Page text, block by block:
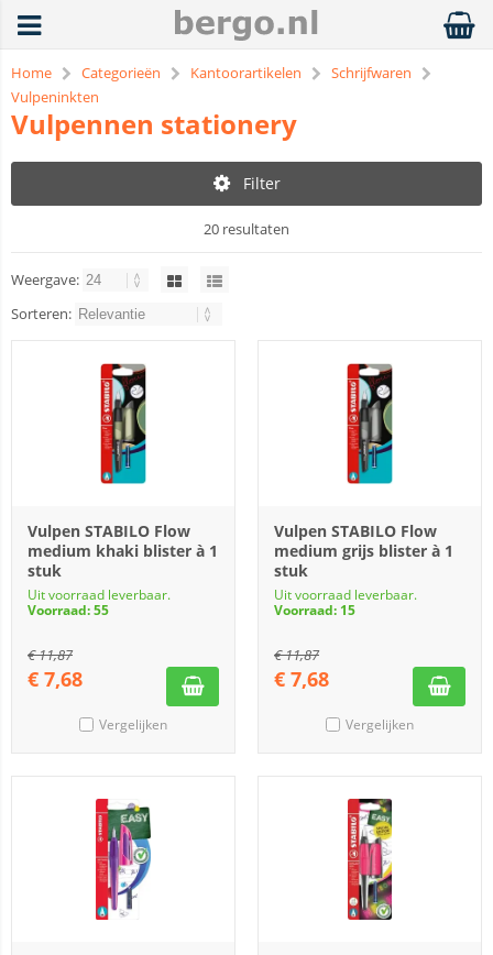
Home Categorieën Kantoorartikelen
Schrijfwaren
Vulpeninkten
Vulpennen stationery
Filter
20 resultaten
Weergave:
Sorteren:
Vulpen STABILO Flow
medium khaki blister à 1
stuk
Uit voorraad leverbaar.
Voorraad: 55
€11,87
€ 7,68
Vergelijken
Vulpen STABILO Flow
medium grijs blister à 1
stuk
Uit voorraad leverbaar.
Voorraad: 15
€11,87
€ 7,68
Vergelijken